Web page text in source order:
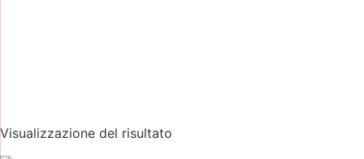
Visualizzazione del risultato